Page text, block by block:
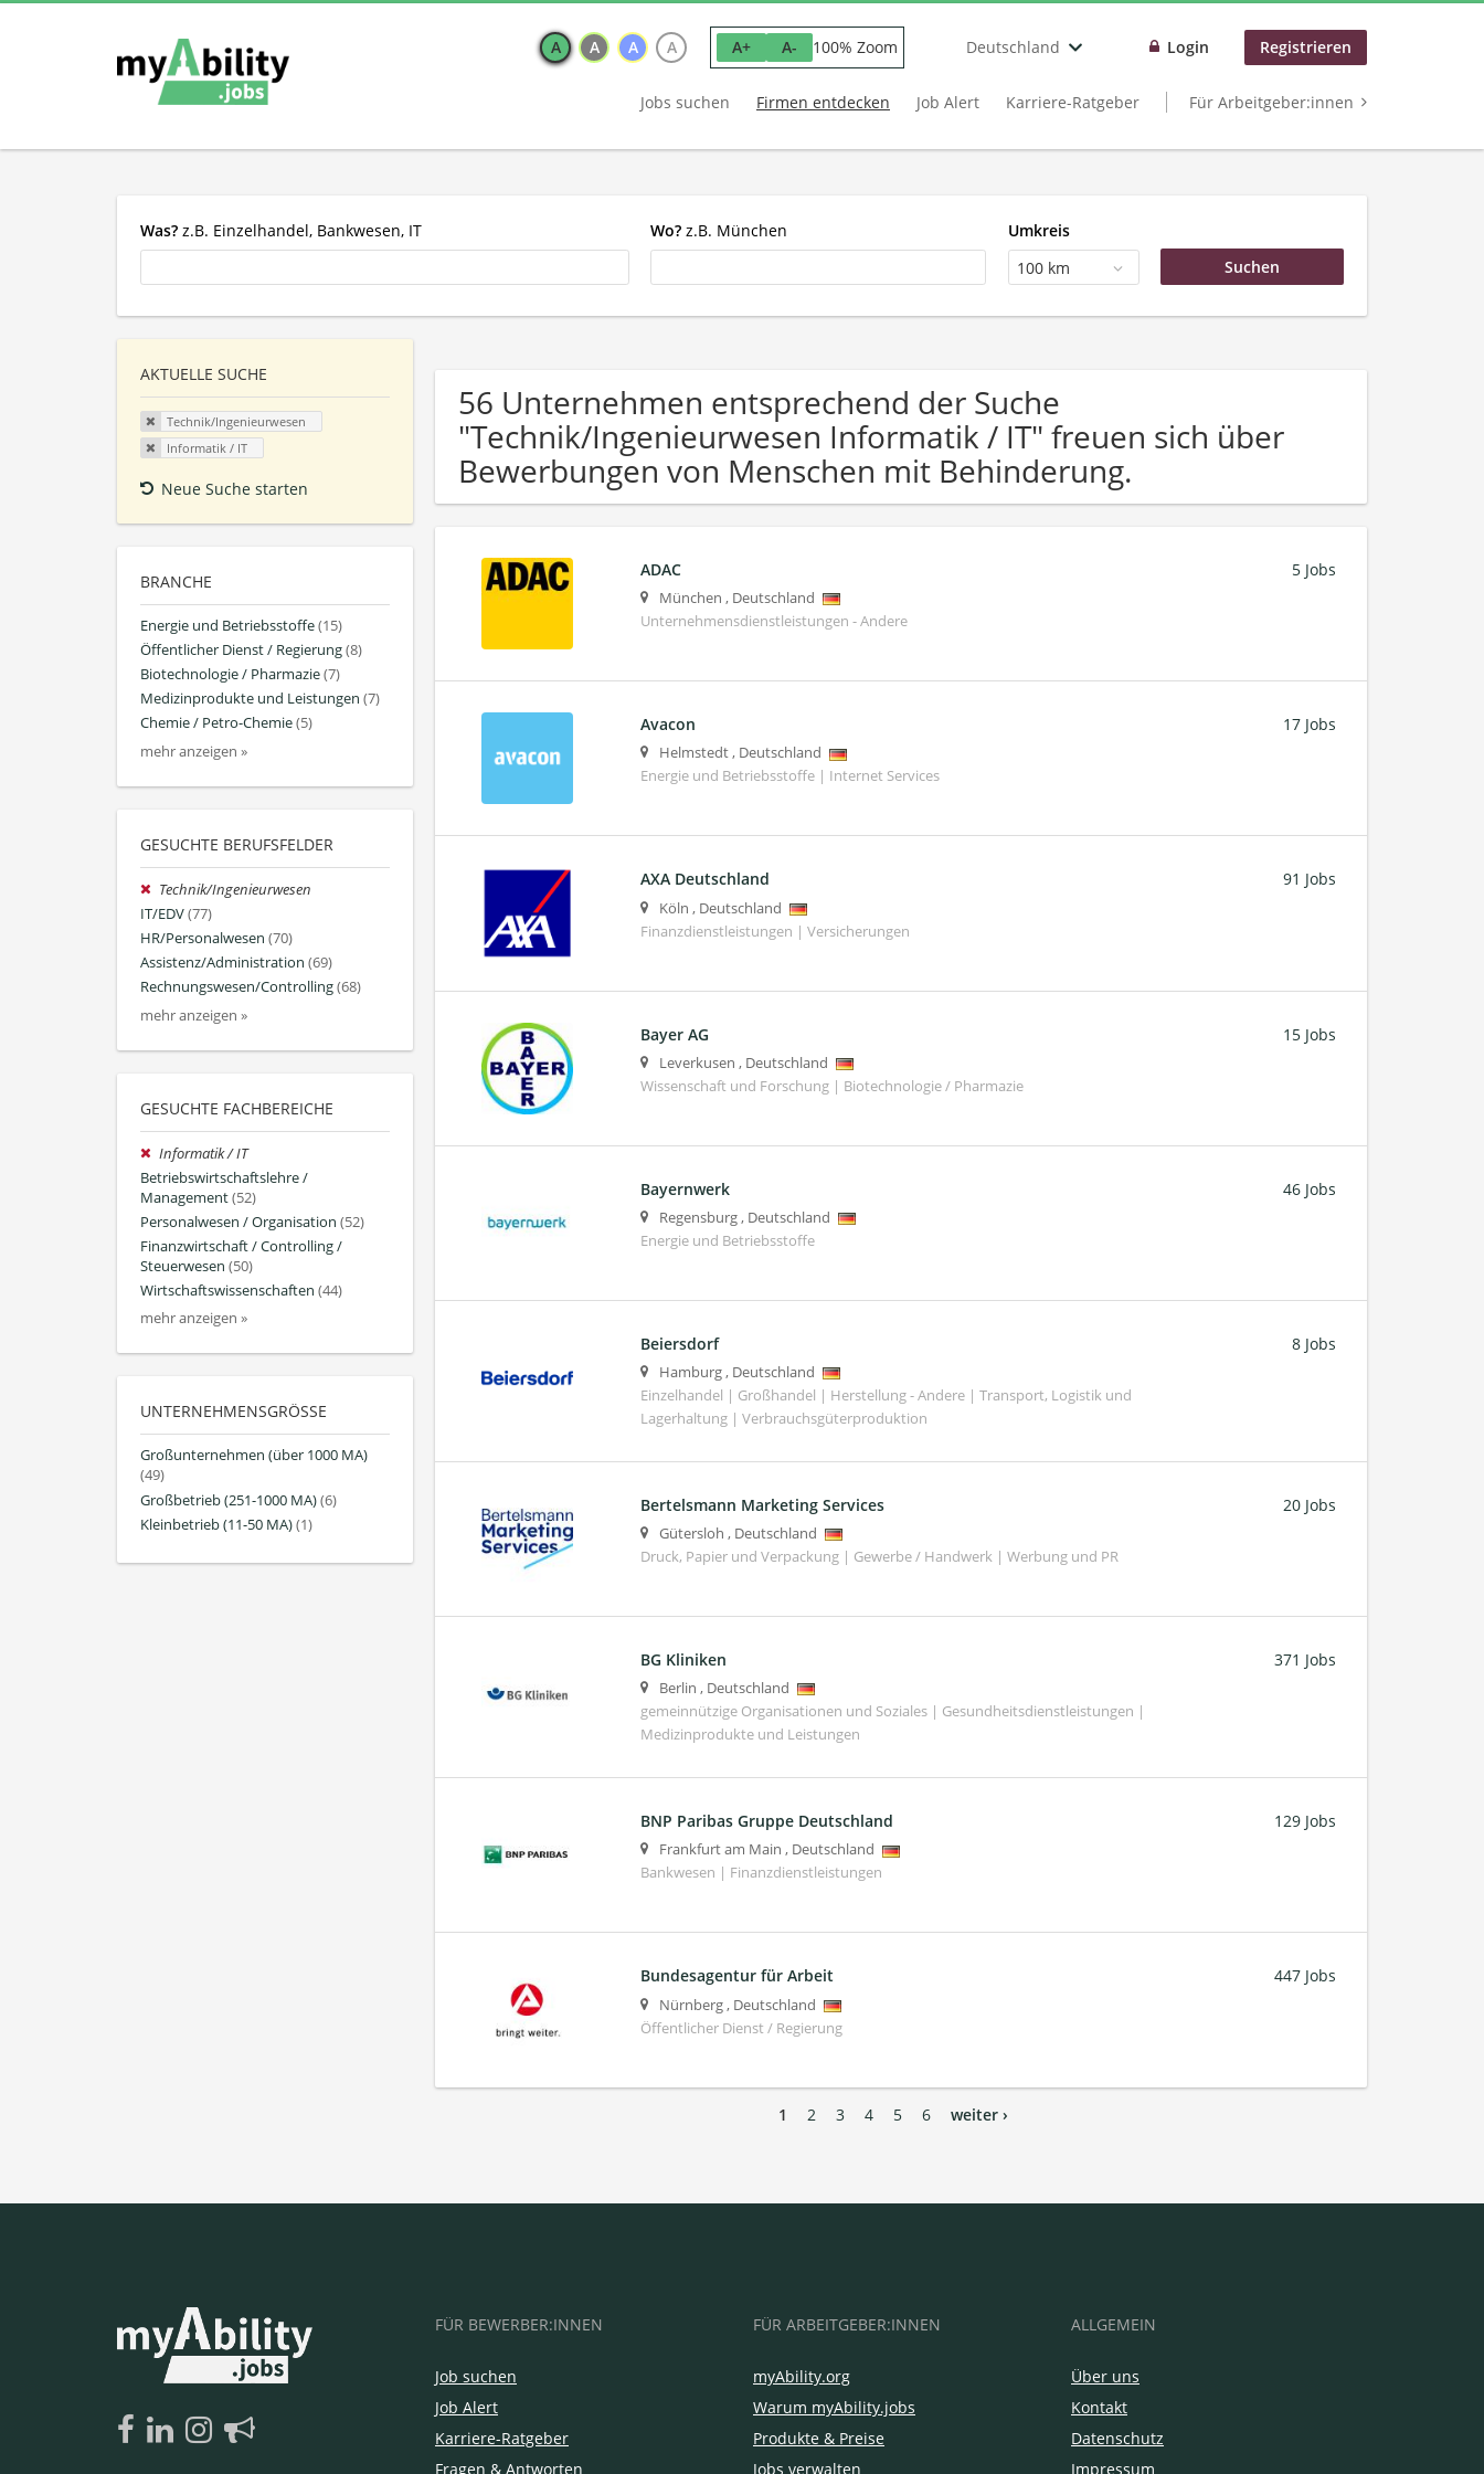
A A A A A+ A- 100% Zoom Deutschland Login Registrieren
Jobs suchen Firmen entdecken Job Alert Karriere-Ratgeber Für Arbeitgeber:innen
Was? z.B. Einzelhandel, Bankwesen, IT Wo? z.B. München
Umkreis
100 km
AKTUELLE SUCHE
Technik/Ingenieurwesen
Informatik / IT
Neue Suche starten
BRANCHE
Energie und Betriebsstoffe(15)
Öffentlicher Dienst / Regierung(8)
Biotechnologie / Pharmazie(7)
Medizinprodukte und Leistungen (7)
Chemie / Petro-Chemie(5)
mehr anzeigen »
GESUCHTE BERUFSFELDER
Technik/Ingenieurwesen
IT/EDV(77)
HR/Personalwesen (70)
Assistenz/Administration (69)
Rechnungswesen/Controlling(68)
mehr anzeigen »
GESUCHTE FACHBEREICHE
Informatik / IT
Betriebswirtschaftslehre /
Management(52)
Personalwesen / Organisation (52)
Finanzwirtschaft / Controlling /
Steuerwesen (50)
Wirtschaftswissenschaften (44)
mehr anzeigen »
UNTERNEHMENSGRÖSSE
Großunternehmen (über 1000 MA)
(49)
Großbetrieb (251-1000 MA)(6)
Kleinbetrieb (11-50 MA)(1)
56 Unternehmen entsprechend der Suche
"Technik/Ingenieurwesen Informatik / IT" freuen sich über
Bewerbungen von Menschen mit Behinderung.
ADAC
München , Deutschland
Unternehmensdienstleistungen - Andere
5 Jobs
Avacon
Helmstedt, Deutschland
Energie und Betriebsstoffe | Internet Services
17 Jobs
AXA Deutschland
Köln , Deutschland
Finanzdienstleistungen | Versicherungen
91 Jobs
Bayer AG
Leverkusen , Deutschland
Wissenschaft und Forschung | Biotechnologie / Pharmazie
15 Jobs
Bayernwerk
Regensburg, Deutschland
Energie und Betriebsstoffe
46 Jobs
Beiersdorf
Hamburg, Deutschland
Einzelhandel | Großhandel | Herstellung - Andere | Transport, Logistik und
Lagerhaltung | Verbrauchsgüterproduktion
8 Jobs
Bertelsmann Marketing Services
Gütersloh , Deutschland
Druck, Papier und Verpackung | Gewerbe / Handwerk | Werbung und PR
20 Jobs
BG Kliniken
Berlin , Deutschland
gemeinnützige Organisationen und Soziales | Gesundheitsdienstleistungen |
Medizinprodukte und Leistungen
371 Jobs
BNP Paribas Gruppe Deutschland
Frankfurt am Main , Deutschland
Bankwesen | Finanzdienstleistungen
129 Jobs
Bundesagentur für Arbeit
Nürnberg, Deutschland
Öffentlicher Dienst / Regierung
447 Jobs
1 2 3 4 5 6 weiter ›
FÜR BEWERBER:INNEN
Job suchen
Job Alert
Karriere-Ratgeber
Fragen & Antworten
FÜR ARBEITGEBER:INNEN
myAbility.org
Warum myAbility.jobs
Produkte & Preise
Jobs verwalten
ALLGEMEIN
Über uns
Kontakt
Datenschutz
Impressum